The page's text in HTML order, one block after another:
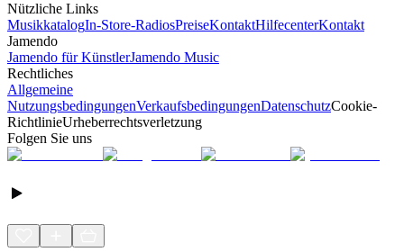
Nützliche Links
MusikkatalogIn-Store-RadiosPreiseKontaktHilfecenterKontakt
Jamendo
Jamendo für KünstlerJamendo Music
Rechtliches
Allgemeine
NutzungsbedingungenVerkaufsbedingungenDatenschutzCookie-
RichtlinieUrheberrechtsverletzung
Folgen Sie uns